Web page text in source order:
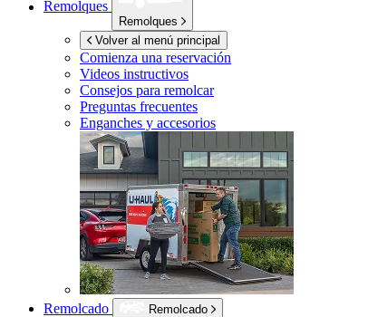
Remolques
Remolques
Volver al menú principal
Comienza una reservación
Videos instructivos
Consejos para remolcar
Preguntas frecuentes
Enganches y accesorios
Remolcado
Remolcado